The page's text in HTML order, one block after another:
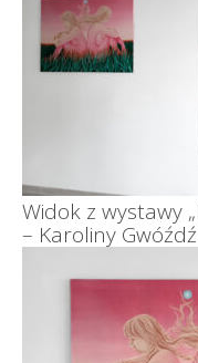
Widok z wystawy
– Karoliny Gwóźdź